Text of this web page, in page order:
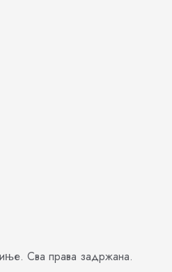
Сва права задржана.